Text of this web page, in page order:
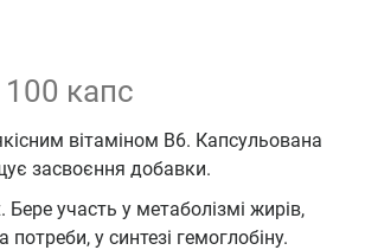
капс
вітаміном В6. Капсульована
засвоєння добавки.
участь у метаболізмі жирів,
потреби, у синтезі гемоглобіну.